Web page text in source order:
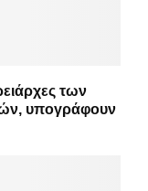
των
υπογράφουν